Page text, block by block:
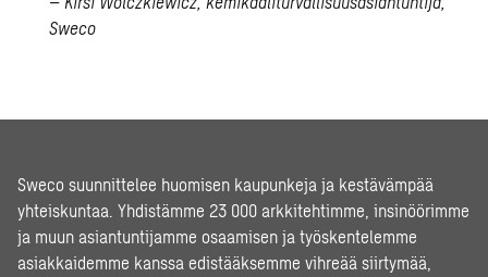
Sweco
Sweco suunnittelee huomisen kaupunkeja ja kestävämpää
yhteiskuntaa. Yhdistämme 23 000 arkkitehtimme, insinöörimme
ja muun asiantuntijamme osaamisen ja työskentelemme
asiakkaidemme kanssa edistääksemme vihreää siirtymää,